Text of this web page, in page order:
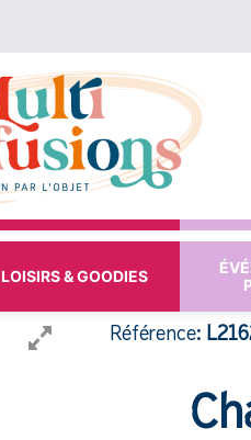
LOISIRS & GOODIES
Référence: